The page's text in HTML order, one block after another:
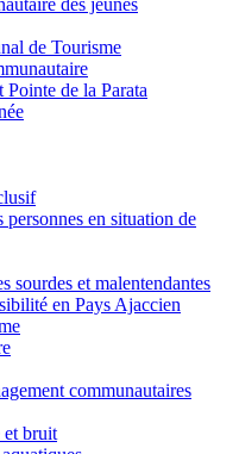
des jeunes
de Tourisme
Pointe de la Parata
personnes en situation de
sourdes et malentendantes
en Pays Ajaccien
communautaires
et bruit